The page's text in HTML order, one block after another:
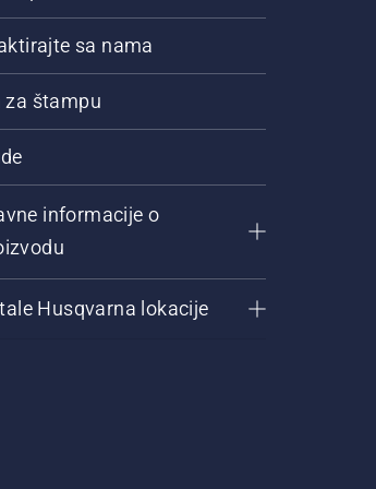
sa nama
za štampu
informacije o
Husqvarna lokacije